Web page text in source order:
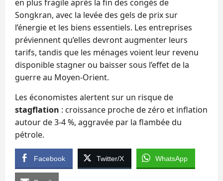
en plus fragile après la fin des congés de
Songkran, avec la levée des gels de prix sur
l’énergie et les biens essentiels. Les entreprises
préviennent qu’elles devront augmenter leurs
tarifs, tandis que les ménages voient leur revenu
disponible stagner ou baisser sous l’effet de la
guerre au Moyen‑Orient.
Les économistes alertent sur un risque de
stagflation : croissance proche de zéro et inflation
autour de 3‑4 %, aggravée par la flambée du
pétrole.
Facebook Twitter/X WhatsApp